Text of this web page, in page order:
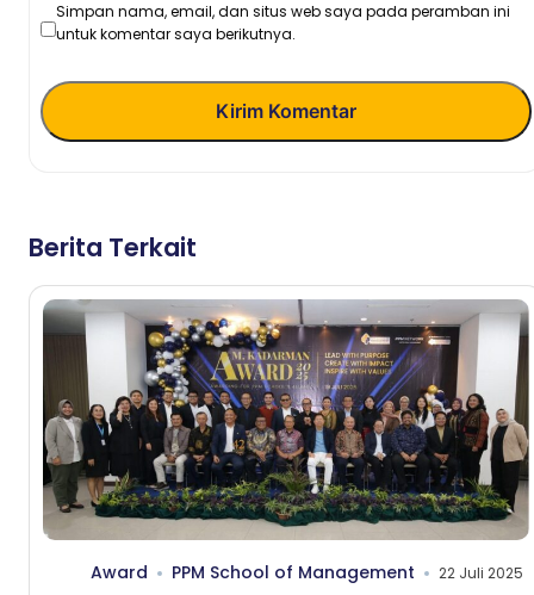
Simpan nama, email, dan situs web saya pada peramban ini
untuk komentar saya berikutnya.
Kirim Komentar
Berita Terkait
Award PPM School of Management 22 Juli 2025